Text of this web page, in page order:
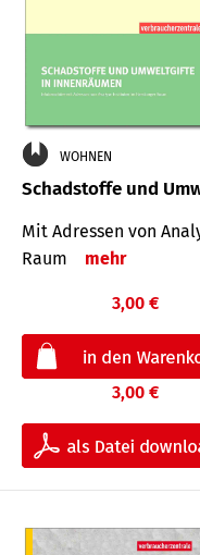
WOHNEN
Schadstoffe und
Mit Adressen von
Raum
mehr
3,00 €
3,00 €